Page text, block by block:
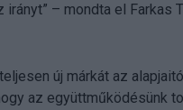
– mondta el Farkas
új márkát az
az együttműködésünk